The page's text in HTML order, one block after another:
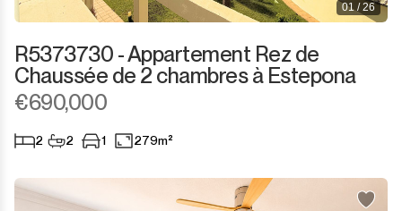
01 / 26
R5373730 - Appartement Rez de
Chaussée de 2 chambres à Estepona
€690,000
2 2 1 279m²